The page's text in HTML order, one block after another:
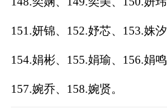
151.妍锦、152.妤芯、153.姝汐
154.娟彬、155.娟瑜、156.娟鸣
157.婉乔、158.婉贤。